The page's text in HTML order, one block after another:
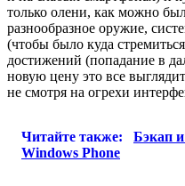
только олени, как можно
разнообразное оружие,
(чтобы было куда
достижений (попадание в
новую цену это все
не смотря на огрехи
Читайте также:
Бэкап
Windows Phone